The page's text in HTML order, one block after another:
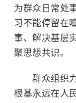
为群众日常处
习不能停留在
事、解决基层
聚思想共识。
群众组织力
根基永远在人